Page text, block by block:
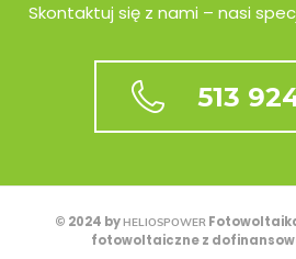
Skontaktuj się z nami – nasi
513
© 2024 byHELIOSPOWER
fotowoltaiczne z